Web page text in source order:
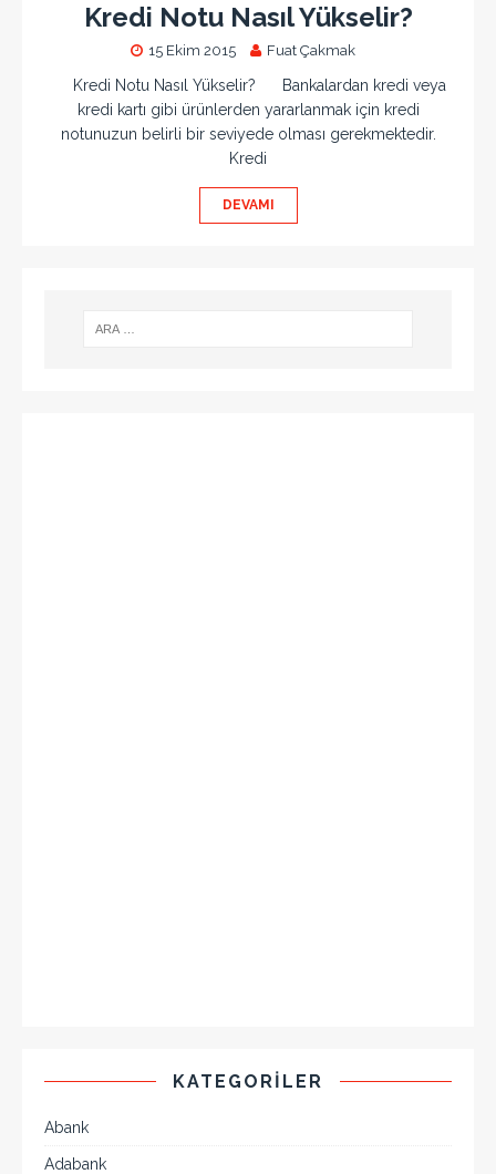
Kredi Notu Nasıl Yükselir?
15 Ekim 2015 Fuat Çakmak
Kredi Notu Nasıl Yükselir? Bankalardan kredi veya
kredi kartı gibi ürünlerden yararlanmak için kredi
notunuzun belirli bir seviyede olması gerekmektedir.
Kredi
DEVAMI
KATEGORILER
Abank
Adabank